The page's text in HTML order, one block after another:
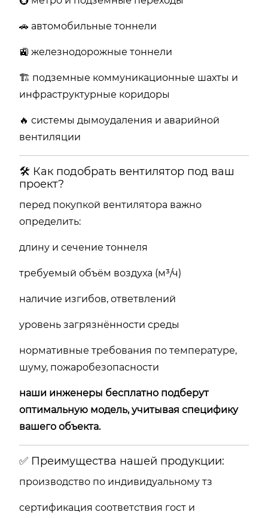
🚗 автомобильные тоннели
🚉 железнодорожные тоннели
🏗 подземные коммуникационные шахты и
инфраструктурные коридоры
🔥 системы дымоудаления и аварийной
вентиляции
🛠 Как подобрать вентилятор под ваш
проект?
перед покупкой вентилятора важно
определить:
длину и сечение тоннеля
требуемый объём воздуха (м³/ч)
наличие изгибов, ответвлений
уровень загрязнённости среды
нормативные требования по температуре,
шуму, пожаробезопасности
наши инженеры бесплатно подберут
оптимальную модель, учитывая специфику
вашего объекта.
✅ Преимущества нашей продукции:
производство по индивидуальному тз
сертификация соответствия гост и